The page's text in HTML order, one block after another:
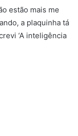
estão mais me
a plaquinha tá
‘A inteligência